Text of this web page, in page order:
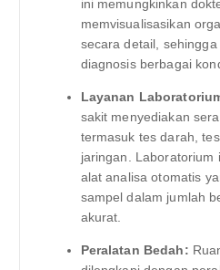
ini memungkinkan
memvisualisasikan
secara detail,
diagnosis berbagai
Layanan
sakit menyediakan
termasuk tes darah,
jaringan. Laboratorium
alat analisa otomatis
sampel dalam jumlah
akurat.
Peralatan Bedah: